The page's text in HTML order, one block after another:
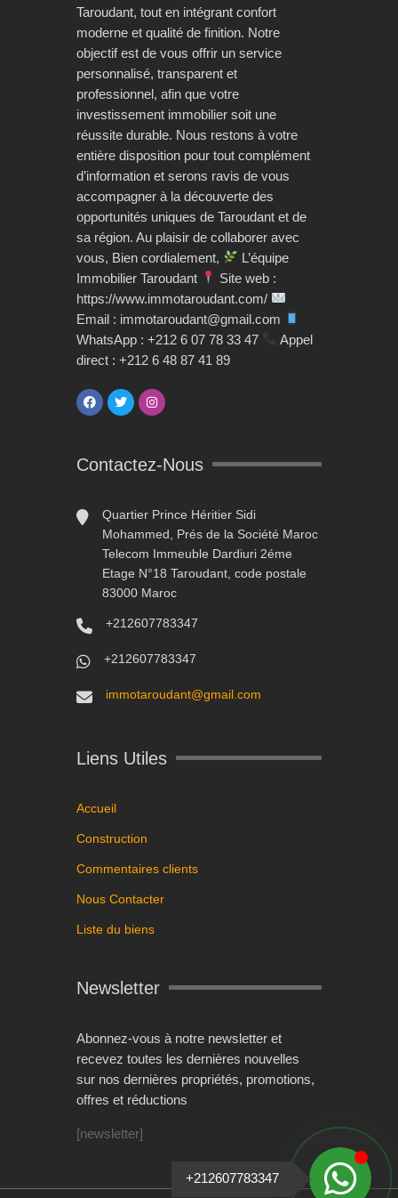
Taroudant, tout en intégrant confort
moderne et qualité de finition. Notre
objectif est de vous offrir un service
personnalisé, transparent et
professionnel, afin que votre
investissement immobilier soit une
réussite durable. Nous restons à votre
entière disposition pour tout complément
d’information et serons ravis de vous
accompagner à la découverte des
opportunités uniques de Taroudant et de
sa région. Au plaisir de collaborer avec
vous, Bien cordialement,
L’équipe
Immobilier Taroudant
Site web :
https://www.immotaroudant.com/
Email : immotaroudant@gmail.com
WhatsApp : +212 6 07 78 33 47
Appel
direct : +212 6 48 87 41 89
Contactez-Nous
Quartier Prince Héritier Sidi
Mohammed, Prés de la Société Maroc
Telecom Immeuble Dardiuri 2éme
Etage N°18 Taroudant, code postale
83000 Maroc
+212607783347
+212607783347
immotaroudant@gmail.com
Liens Utiles
Accueil
Construction
Commentaires clients
Nous Contacter
Liste du biens
Newsletter
Abonnez-vous à notre newsletter et
recevez toutes les dernières nouvelles
sur nos dernières propriétés, promotions,
offres et réductions
[newsletter]
+212607783347